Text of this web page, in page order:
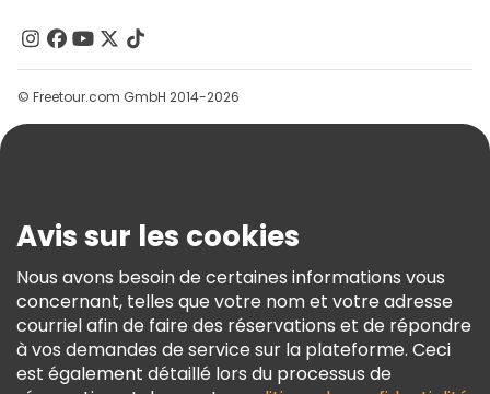
Contactez-Nous
Groupes
Aide
Conditions Générales Et Mentions Légales
Politique En Matière De Cookies
Freetour Prix
Programme De Fidélité
© Freetour.com GmbH 2014-2026
Avis sur les cookies
Nous avons besoin de certaines informations vous
concernant, telles que votre nom et votre adresse
courriel afin de faire des réservations et de répondre
à vos demandes de service sur la plateforme. Ceci
est également détaillé lors du processus de